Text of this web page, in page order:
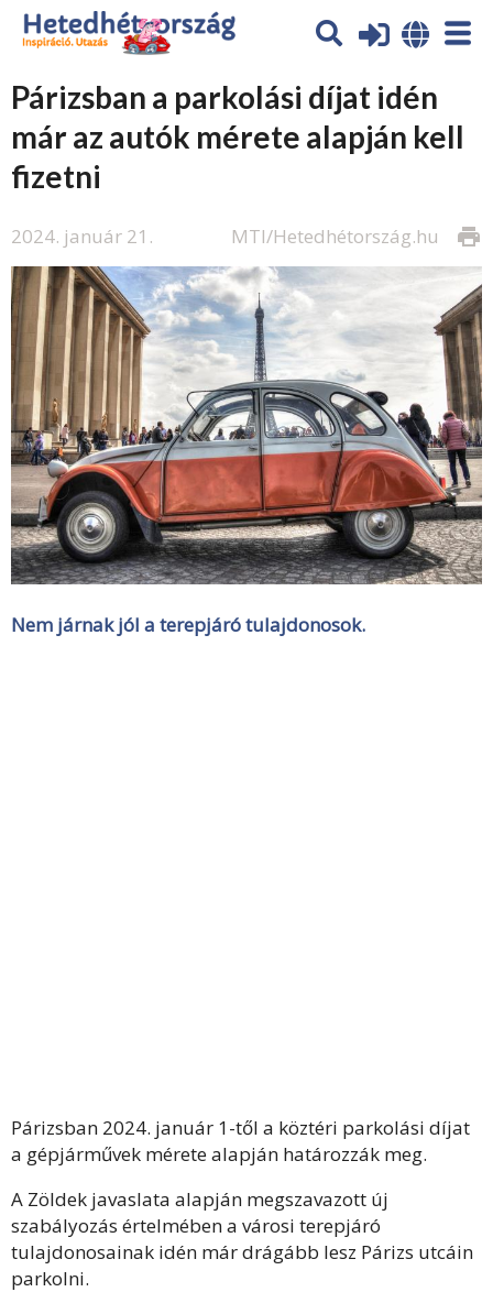
Párizsban a parkolási díjat idén
már az autók mérete alapján kell
fizetni
2024. január 21. print
MTI/Hetedhétország.hu
Nem járnak jól a terepjáró tulajdonosok.
Párizsban 2024. január 1-től a köztéri parkolási díjat
a gépjárművek mérete alapján határozzák meg.
A Zöldek javaslata alapján megszavazott új
szabályozás értelmében a városi terepjáró
tulajdonosainak idén már drágább lesz Párizs utcáin
parkolni.